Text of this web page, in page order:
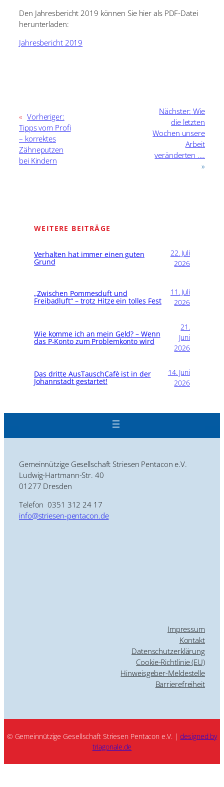
Den Jahresbericht 2019 können Sie hier als PDF-Datei
herunterladen:
Jahresbericht 2019
« Vorheriger:
Tipps vom Profi
– korrektes
Zähneputzen
bei Kindern
Nächster: Wie
die letzten
Wochen unsere
Arbeit
veränderten ….
»
WEITERE BEITRÄGE
Verhalten hat immer einen guten
Grund
22. Juli
2026
„Zwischen Pommesduft und
Freibadluft“ – trotz Hitze ein tolles Fest
11. Juli
2026
Wie komme ich an mein Geld? – Wenn
das P-Konto zum Problemkonto wird
21.
Juni
2026
Das dritte AusTauschCafè ist in der
Johannstadt gestartet!
14. Juni
2026
Gemeinnützige Gesellschaft Striesen Pentacon e.V.
Ludwig-Hartmann-Str. 40
01277 Dresden
Telefon 0351 312 24 17
info@striesen-pentacon.de
Impressum
Kontakt
Datenschutzerklärung
Cookie-Richtlinie (EU)
Hinweisgeber-Meldestelle
Barrierefreiheit
© Gemeinnützige Gesellschaft Striesen Pentacon e.V. |designed by
triagonale.de